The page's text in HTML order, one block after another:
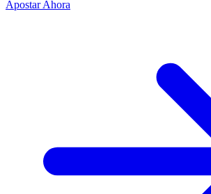
Apostar Ahora